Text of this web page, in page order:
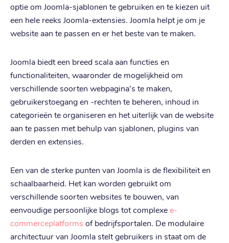
optie om Joomla-sjablonen te gebruiken en te kiezen uit
een hele reeks Joomla-extensies. Joomla helpt je om je
website aan te passen en er het beste van te maken.
Joomla biedt een breed scala aan functies en
functionaliteiten, waaronder de mogelijkheid om
verschillende soorten webpagina's te maken,
gebruikerstoegang en -rechten te beheren, inhoud in
categorieën te organiseren en het uiterlijk van de website
aan te passen met behulp van sjablonen, plugins van
derden en extensies.
Een van de sterke punten van Joomla is de flexibiliteit en
schaalbaarheid. Het kan worden gebruikt om
verschillende soorten websites te bouwen, van
eenvoudige persoonlijke blogs tot complexee-
commerceplatforms of bedrijfsportalen. De modulaire
architectuur van Joomla stelt gebruikers in staat om de